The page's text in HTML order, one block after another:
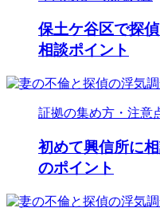
保土ケ谷区で探
相談ポイント
証拠の集め方・注意
初めて興信所に
のポイント